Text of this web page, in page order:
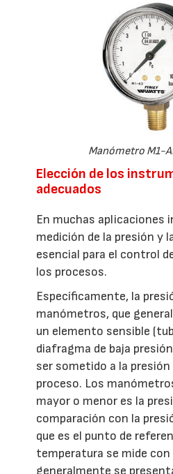
Manómetro M1-
Elección de los
adecuados
En muchas aplicaciones
medición de la presión y
esencial para el control
los procesos.
Específicamente, la
manómetros, que
un elemento sensible
diafragma de baja
ser sometido a la presión
proceso. Los
mayor o menor es la
comparación con la
que es el punto de
temperatura se mide
generalmente se